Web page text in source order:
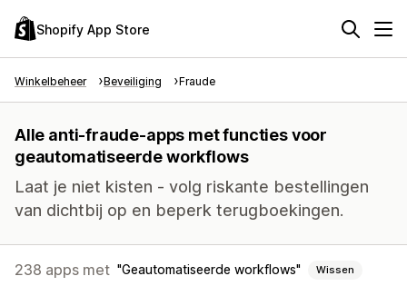
Shopify App Store
Winkelbeheer Beveiliging Fraude
Alle anti-fraude-apps met functies voor
geautomatiseerde workflows
Laat je niet kisten - volg riskante bestellingen
van dichtbij op en beperk terugboekingen.
238 apps met Geautomatiseerde workflows Wissen